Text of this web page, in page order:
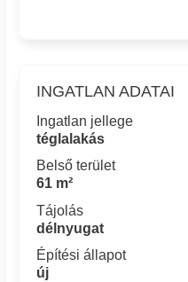
INGATLAN ADATAI
Ingatlan jellege
téglalakás
Belső terület
61 m²
Tájolás
délnyugat
Építési állapot
új